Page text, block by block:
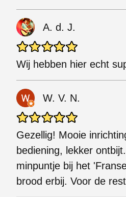
A. d. J.
Wij hebben hier echt
W. V. N.
Gezellig! Mooie
bediening, lekker
minpuntje bij het
brood erbij. Voor de